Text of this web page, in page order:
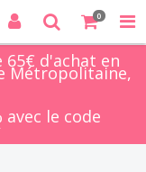
d'achat en
Métropolitaine,
le code
0